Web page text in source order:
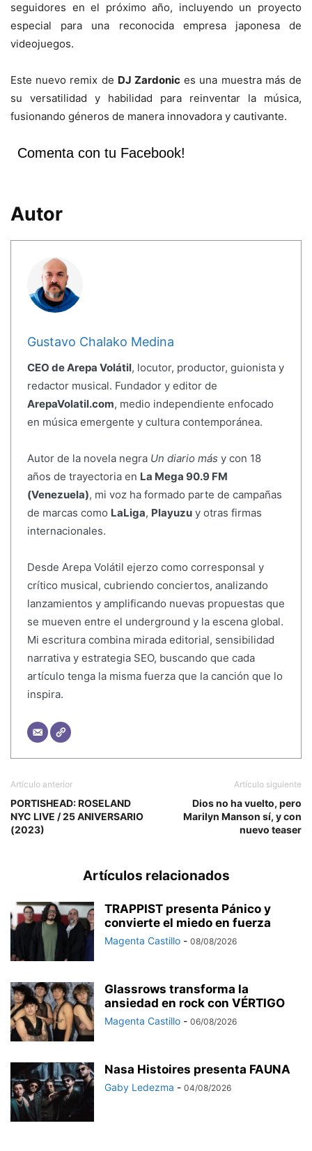
seguidores en el próximo año, incluyendo un proyecto
especial para una reconocida empresa japonesa de
videojuegos.
Este nuevo remix de DJ Zardonic es una muestra más de
su versatilidad y habilidad para reinventar la música,
fusionando géneros de manera innovadora y cautivante.
Comenta con tu Facebook!
Autor
Gustavo Chalako Medina
CEO de Arepa Volátil, locutor, productor, guionista y
redactor musical. Fundador y editor de
ArepaVolatil.com, medio independiente enfocado
en música emergente y cultura contemporánea.
Autor de la novela negra Un diario más y con 18
años de trayectoria en La Mega 90.9 FM
(Venezuela), mi voz ha formado parte de campañas
de marcas como LaLiga, Playuzuy otras firmas
internacionales.
Desde Arepa Volátil ejerzo como corresponsal y
crítico musical, cubriendo conciertos, analizando
lanzamientos y amplificando nuevas propuestas que
se mueven entre el underground y la escena global.
Mi escritura combina mirada editorial, sensibilidad
narrativa y estrategia SEO, buscando que cada
artículo tenga la misma fuerza que la canción que lo
inspira.
Artículo anterior
PORTISHEAD: ROSELAND
NYC LIVE / 25 ANIVERSARIO
(2023)
Artículo siguiente
Dios no ha vuelto, pero
Marilyn Manson sí, y con
nuevo teaser
Artículos relacionados
TRAPPIST presenta Pánico y
convierte el miedo en fuerza
Magenta Castillo - 08/08/2026
Glassrows transforma la
ansiedad en rock con VÉRTIGO
Magenta Castillo - 06/08/2026
Nasa Histoires presenta FAUNA
Gaby Ledezma - 04/08/2026